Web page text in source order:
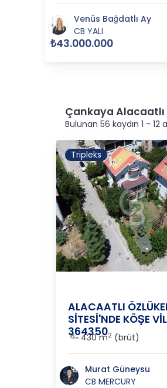
Venüs Bağdatlı Ay
CB YALI
₺43.000.000
Çankaya Alacaatlı
Bulunan 56 kaydın 1 - 12
Tripleks
ALACAATLI
SİTESİ'NDE KÖŞE
364350
430 m2 (brüt)
Murat Güneysu
CB MERCURY